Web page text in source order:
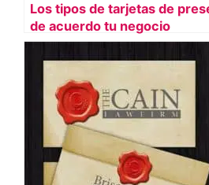
Los tipos de tarjetas de
de acuerdo tu negocio